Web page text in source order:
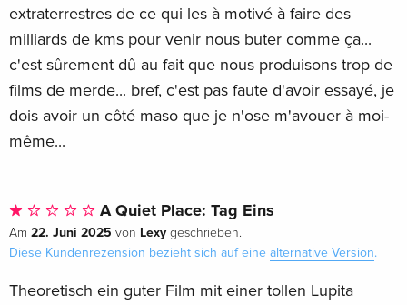
extraterrestres de ce qui les à motivé à faire des
milliards de kms pour venir nous buter comme ça...
c'est sûrement dû au fait que nous produisons trop de
films de merde... bref, c'est pas faute d'avoir essayé, je
dois avoir un côté maso que je n'ose m'avouer à moi-
même...
A Quiet Place: Tag Eins
Am 22. Juni 2025 von Lexy geschrieben.
Diese Kundenrezension bezieht sich auf eine alternative Version.
Theoretisch ein guter Film mit einer tollen Lupita